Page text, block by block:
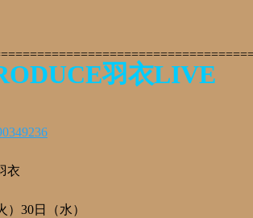
羽衣LIVE
衣
）30日（水）